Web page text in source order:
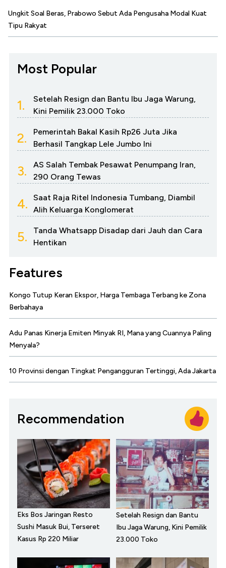
Ungkit Soal Beras, Prabowo Sebut Ada Pengusaha Modal Kuat
Tipu Rakyat
Most Popular
1.
Setelah Resign dan Bantu Ibu Jaga Warung,
Kini Pemilik 23.000 Toko
2.
Pemerintah Bakal Kasih Rp26 Juta Jika
Berhasil Tangkap Lele Jumbo Ini
3.
AS Salah Tembak Pesawat Penumpang Iran,
290 Orang Tewas
4.
Saat Raja Ritel Indonesia Tumbang, Diambil
Alih Keluarga Konglomerat
5.
Tanda Whatsapp Disadap dari Jauh dan Cara
Hentikan
Features
Kongo Tutup Keran Ekspor, Harga Tembaga Terbang ke Zona
Berbahaya
Adu Panas Kinerja Emiten Minyak RI, Mana yang Cuannya Paling
Menyala?
10 Provinsi dengan Tingkat Pengangguran Tertinggi, Ada Jakarta
Recommendation
Eks Bos Jaringan Resto
Sushi Masuk Bui, Terseret
Kasus Rp 220 Miliar
Setelah Resign dan Bantu
Ibu Jaga Warung, Kini Pemilik
23.000 Toko